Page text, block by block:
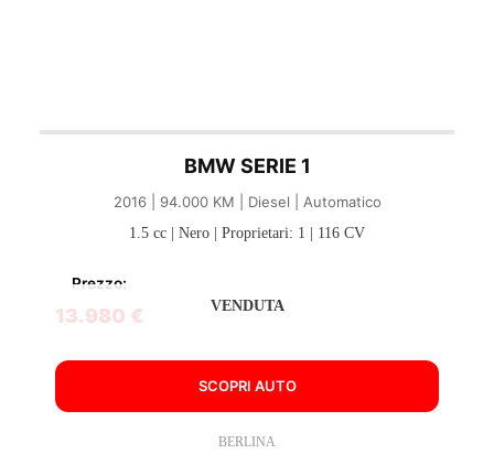
VENDUTA
BMW SERIE 1
2016 | 94.000 KM | Diesel | Automatico
1.5 cc | Nero | Proprietari: 1 | 116 CV
Prezzo:
13.980 €
SCOPRI AUTO
BERLINA